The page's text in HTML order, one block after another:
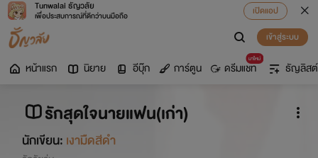
Tunwalai ธัญวลัย
เพื่อประสบการณ์ที่ดีกว่าบนมือถือ
เปิดแอป
เข้าสู่ระบบ
หน้าแรก นิยาย อีบุ๊ก การ์ตูน
มาใหม่
ดรีมแชท ธัญลิสต์
รักสุดใจนายแฟน(เก่า)
นักเขียน: เงามืดสีดำ